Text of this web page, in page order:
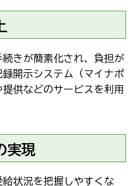
きが簡素化され、負担が
開示システム（マイナポ
供などのサービスを利用
実現
状況を把握しやすくな